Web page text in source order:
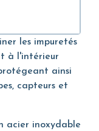
les impuretés
à l'intérieur
ainsi
capteurs et
acier inoxydable